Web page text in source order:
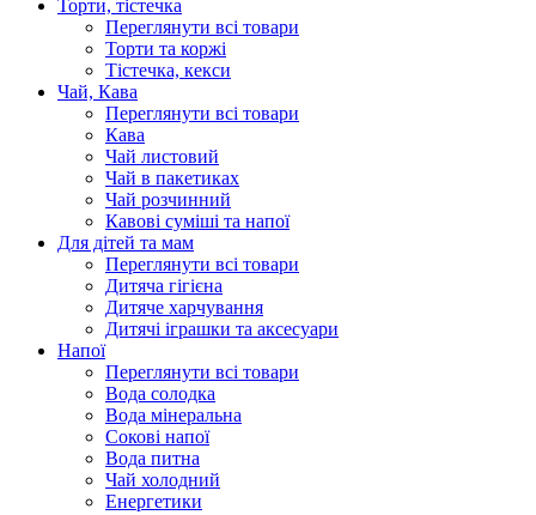
Торти, тістечка
Переглянути всі товари
Торти та коржі
Тістечка, кекси
Чай, Кава
Переглянути всі товари
Кава
Чай листовий
Чай в пакетиках
Чай розчинний
Кавові суміші та напої
Для дітей та мам
Переглянути всі товари
Дитяча гігієна
Дитяче харчування
Дитячі іграшки та аксесуари
Напої
Переглянути всі товари
Вода солодка
Вода мінеральна
Сокові напої
Вода питна
Чай холодний
Енергетики